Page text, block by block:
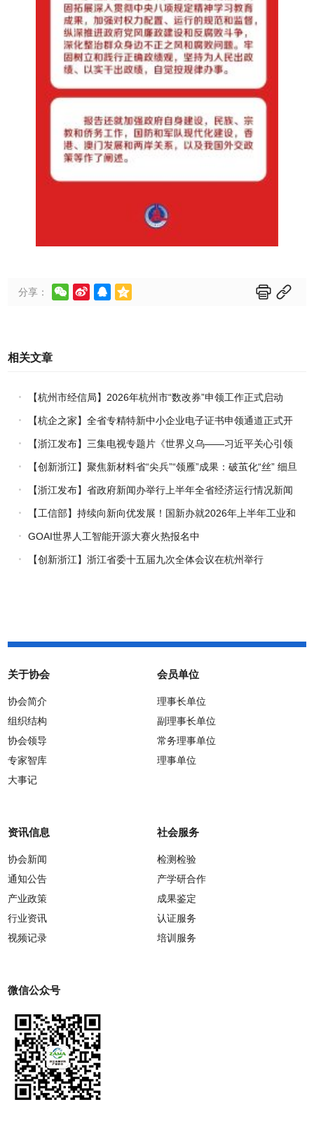
分享：      
相关文章
【杭州市经信局】2026年杭州市“数改券”申领工作正式启动
【杭企之家】全省专精特新中小企业电子证书申领通道正式开
通
【浙江发布】三集电视专题片《世界义乌——习近平关心引领
义乌发展》热播上线
【创新浙江】聚焦新材料省“尖兵”“领雁”成果：破茧化“丝” 细旦
PPS纤维的国产突围战
【浙江发布】省政府新闻办举行上半年全省经济运行情况新闻
发布会【工信部】持续向新向优发展！国新办就2026年上半年工业和
信息化发展情况举行新闻发布会
GOAI世界人工智能开源大赛火热报名中
【创新浙江】浙江省委十五届九次全体会议在杭州举行
关于协会
协会简介
组织结构
协会领导
专家智库
大事记
会员单位
理事长单位
副理事长单位
常务理事单位
理事单位
资讯信息
协会新闻
通知公告
产业政策
行业资讯
视频记录
社会服务
检测检验
产学研合作
成果鉴定
认证服务
培训服务
微信公众号